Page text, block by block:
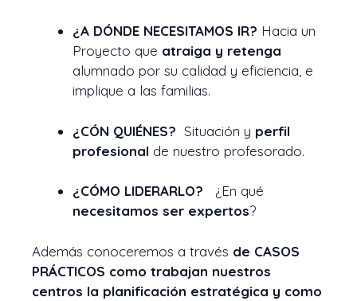
¿A DÓNDE NECESITAMOS IR? Hacia un
Proyecto que atraiga y retenga
alumnado por su calidad y eficiencia, e
implique a las familias.
¿CÓN QUIÉNES? Situación y perfil
profesional de nuestro profesorado.
¿CÓMO LIDERARLO? ¿En qué
necesitamos ser expertos?
Además conoceremos a través de CASOS
PRÁCTICOS como trabajan nuestros
centros la planificación estratégica y como